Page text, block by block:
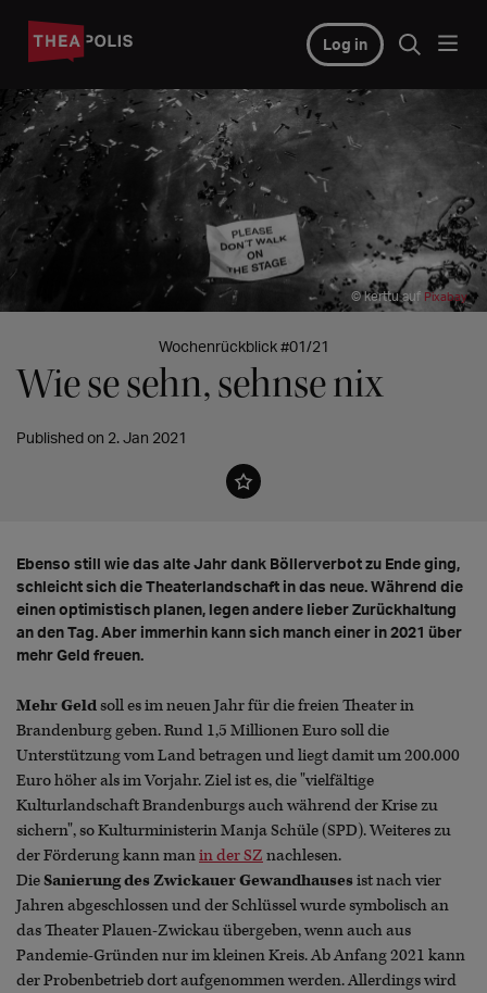
Log in
© kerttu auf Pixabay
Wochenrückblick #01/21
Wie se sehn, sehnse nix
Published on 2. Jan 2021
Ebenso still wie das alte Jahr dank Böllerverbot zu Ende ging,
schleicht sich die Theaterlandschaft in das neue. Während die
einen optimistisch planen, legen andere lieber Zurückhaltung
an den Tag. Aber immerhin kann sich manch einer in 2021 über
mehr Geld freuen.
Mehr Geldsoll es im neuen Jahr für die freien Theater in
Brandenburg geben. Rund 1,5 Millionen Euro soll die
Unterstützung vom Land betragen und liegt damit um 200.000
Euro höher als im Vorjahr. Ziel ist es, die "vielfältige
Kulturlandschaft Brandenburgs auch während der Krise zu
sichern", so Kulturministerin Manja Schüle (SPD). Weiteres zu
der Förderung kann manin der SZ nachlesen.
DieSanierung des Zwickauer Gewandhausesist nach vier
Jahren abgeschlossen und der Schlüssel wurde symbolisch an
das Theater Plauen-Zwickau übergeben, wenn auch aus
Pandemie-Gründen nur im kleinen Kreis. Ab Anfang 2021 kann
der Probenbetrieb dort aufgenommen werden. Allerdings wird